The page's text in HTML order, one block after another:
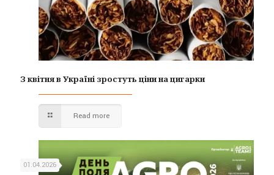
З квітня в Україні зростуть ціни на цигарки
Read more
01.04.2026